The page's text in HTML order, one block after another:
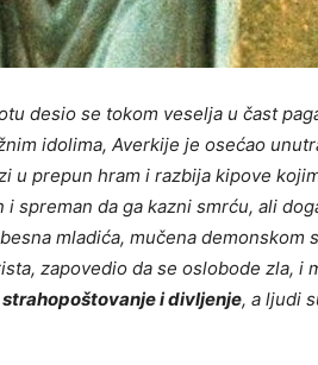
desio se tokom veselja u čast
idolima, Averkije je osećao
u prepun hram i razbija kipove
spreman da ga kazni smrću, ali
mladića, mučena demonskom
zapovedio da se oslobode zla, i
i divljenje, a ljudi